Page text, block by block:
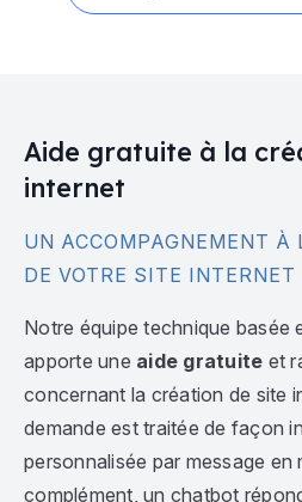
Aide gratuite à la
internet
UN ACCOMPAGNEMENT
DE VOTRE SITE INTERNET
Notre équipe technique basée
apporte une aide gratuite et
concernant la création de site
demande est traitée de façon
personnalisée par message en
complément, un chatbot